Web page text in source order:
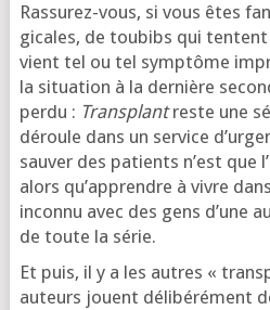
Rassurez-vous, si vous êtes
gi­cales, de tou­bibs qui tentent
vient tel ou tel symp­tôme
la situa­tion à la der­nière
per­du : Transplantreste une
déroule dans un ser­vice
sau­ver des patients n’est que
alors qu’ap­prendre à vivre
incon­nu avec des gens d’une
de toute la série.
Et puis, il y a les autres «
auteurs jouent déli­bé­ré­ment